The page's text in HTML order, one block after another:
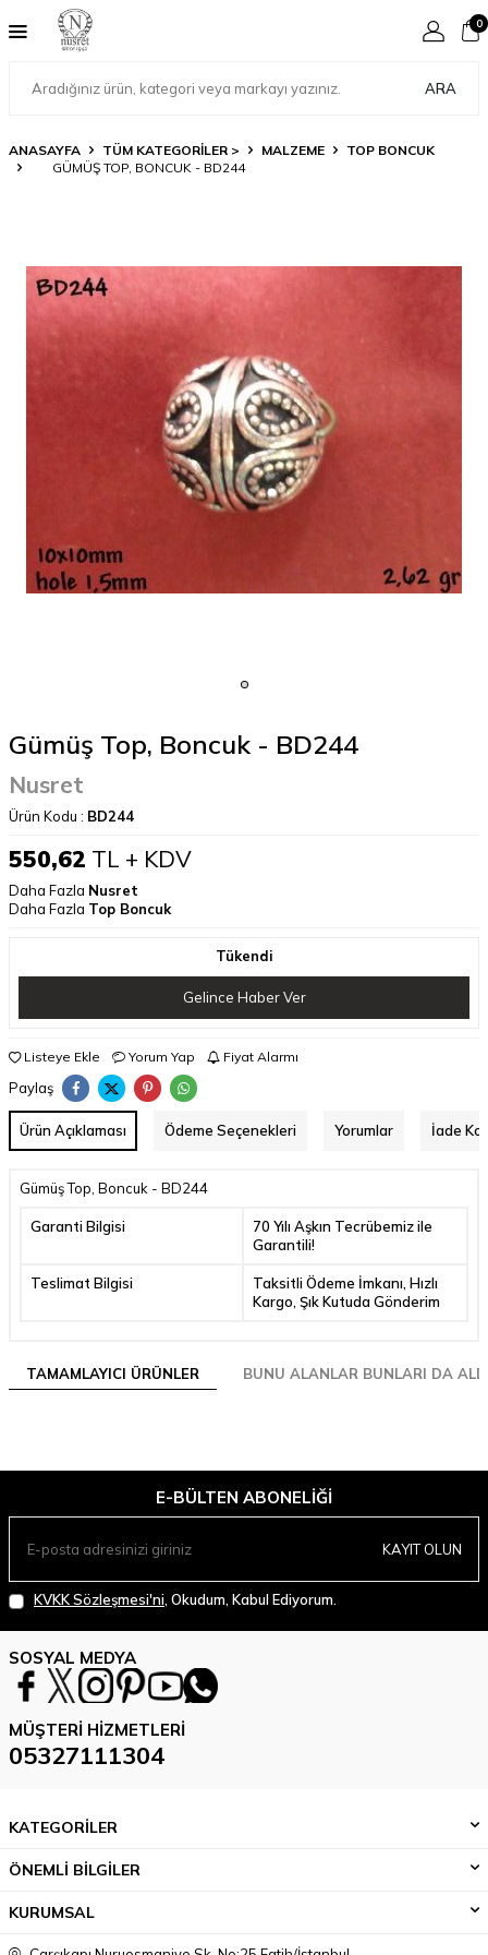
ARA
0
ANASAYFA TÜM KATEGORİLER > MALZEME
TOP BONCUK
GÜMÜŞ TOP, BONCUK - BD244
Gümüş Top, Boncuk - BD244
Nusret
Ürün Kodu : BD244
550,62 TL + KDV
Daha Fazla Nusret
Daha Fazla Top Boncuk
Tükendi
Gelince Haber Ver
Listeye Ekle Yorum Yap Fiyat Alarmı
Paylaş
Ürün Açıklaması Ödeme Seçenekleri Yorumlar İade
Gümüş Top, Boncuk - BD244
Garanti Bilgisi
70 Yılı Aşkın Tecrübemiz ile
Garantili!
Teslimat Bilgisi
Taksitli Ödeme İmkanı, Hızlı
Kargo, Şık Kutuda Gönderim
TAMAMLAYICI ÜRÜNLER BUNU ALANLAR BUNLARI DA
E-BÜLTEN ABONELIĞI
KAYIT OLUN
KVKK Sözleşmesi'ni, Okudum, Kabul Ediyorum.
SOSYAL MEDYA
MÜŞTERI HIZMETLERI
05327111304
KATEGORİLER
ÖNEMLİ BİLGİLER
KURUMSAL